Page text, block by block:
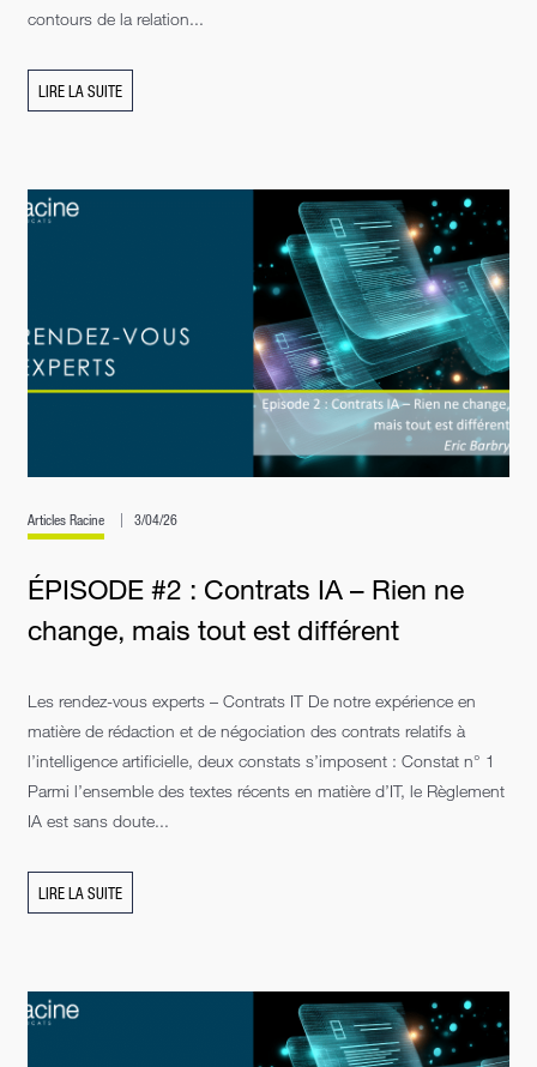
contours de la relation...
LIRE LA SUITE
Articles Racine 3/04/26
ÉPISODE #2 : Contrats IA – Rien ne
change, mais tout est différent
Les rendez-vous experts – Contrats IT De notre expérience en
matière de rédaction et de négociation des contrats relatifs à
l’intelligence artificielle, deux constats s’imposent : Constat n° 1
Parmi l’ensemble des textes récents en matière d’IT, le Règlement
IA est sans doute...
LIRE LA SUITE